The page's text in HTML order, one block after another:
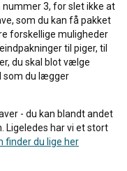
nummer 3, for slet ikke at
som du kan få pakket
forskellige muligheder
til piger, til
du skal blot vælge
som du lægger
- du kan blandt andet
Ligeledes har vi et stort
finder du lige her